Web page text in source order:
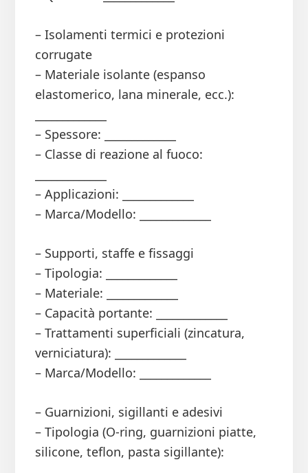
– Isolamenti termici e protezioni
corrugate
– Materiale isolante (espanso
elastomerico, lana minerale, ecc.):
– Spessore: _____________
– Classe di reazione al fuoco:
– Applicazioni: _____________
– Marca/Modello: _____________
– Supporti, staffe e fissaggi
– Tipologia: _____________
– Materiale: _____________
– Capacità portante: _____________
– Trattamenti superficiali (zincatura,
verniciatura): _____________
– Marca/Modello: _____________
– Guarnizioni, sigillanti e adesivi
– Tipologia (O-ring, guarnizioni piatte,
silicone, teflon, pasta sigillante):